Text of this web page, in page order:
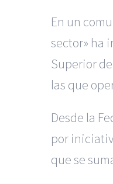
En un
sector» ha
Superior
las que
Desde la
por
que se